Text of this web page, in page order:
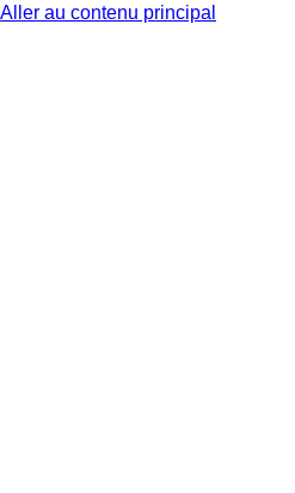
Aller au contenu principal